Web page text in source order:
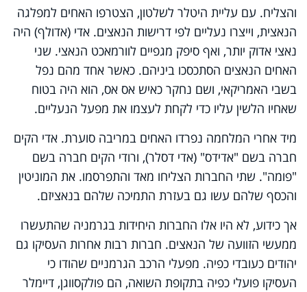
והצליח. עם עליית היטלר לשלטון, הצטרפו האחים למפלגה
הנאצית, וייצרו נעליים לפי דרישות הנאצים. אדי (אדולף) היה
נאצי אדוק יותר, ואף סיפק מגפיים לוורמאכט הנאצי. שני
האחים הנאצים הסתכסכו ביניהם. כאשר אחד מהם נפל
בשבי האמריקאי, ושם נחקר כאיש אס אס, הוא היה בטוח
שאחיו הלשין עליו כדי לקחת לעצמו את מפעל הנעליים.
מיד אחרי המלחמה נפרדו האחים במריבה סוערת. אדי הקים
חברה בשם "אדידס" (אדי דסלר), ורודי הקים חברה בשם
"פומה". שתי החברות הצליחו מאד והתפרסמו. את המוניטין
והכסף שלהם עשו גם בעזרת התמיכה שלהם בנאציזם.
אך כידוע, לא היו אלו החברות היחידות בגרמניה שהתעשרו
ממעשי הזוועה של הנאצים. חברות רבות אחרות העסיקו גם
יהודים כעובדי כפיה. מפעלי הרכב הגרמניים שהודו כי
העסיקו פועלי כפיה בתקופת השואה, הם פולקסווגן, דיימלר